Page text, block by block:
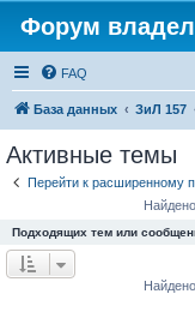
Форум
FAQ
База данных ЗиЛ 157
Активные темы
Перейти к расширенному
Подходящих тем или